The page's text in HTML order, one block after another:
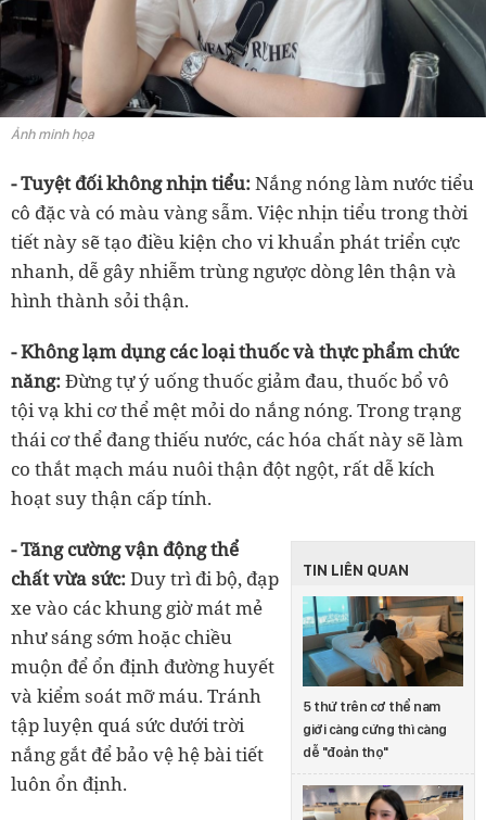
Ảnh minh họa
- Tuyệt đối không nhịn tiểu:Nắng nóng làm nước tiểu
cô đặc và có màu vàng sẫm. Việc nhịn tiểu trong thời
tiết này sẽ tạo điều kiện cho vi khuẩn phát triển cực
nhanh, dễ gây nhiễm trùng ngược dòng lên thận và
hình thành sỏi thận.
- Không lạm dụng các loại thuốc và thực phẩm chức
năng:Đừng tự ý uống thuốc giảm đau, thuốc bổ vô
tội vạ khi cơ thể mệt mỏi do nắng nóng. Trong trạng
thái cơ thể đang thiếu nước, các hóa chất này sẽ làm
co thắt mạch máu nuôi thận đột ngột, rất dễ kích
hoạt suy thận cấp tính.
TIN LIÊN QUAN
5 thứ trên cơ thể nam
giới càng cứng thì càng
dễ "đoản thọ"
- Tăng cường vận động thể
chất vừa sức:Duy trì đi bộ, đạp
xe vào các khung giờ mát mẻ
như sáng sớm hoặc chiều
muộn để ổn định đường huyết
và kiểm soát mỡ máu. Tránh
tập luyện quá sức dưới trời
nắng gắt để bảo vệ hệ bài tiết
luôn ổn định.